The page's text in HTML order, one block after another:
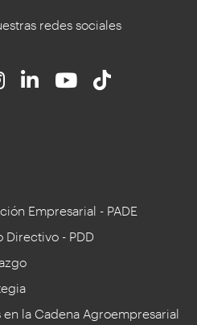
redes sociales
Empresarial - PADE
Directivo - PDD
la Cadena Agroempresarial